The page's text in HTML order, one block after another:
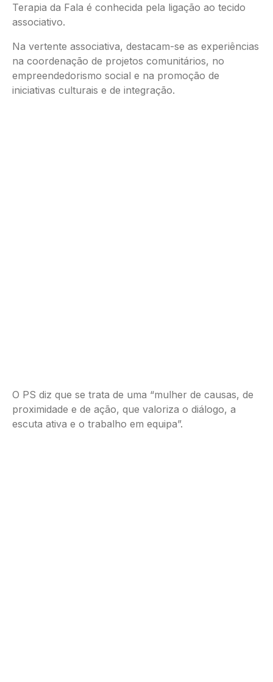
Terapia da Fala é conhecida pela ligação ao tecido
associativo.
Na vertente associativa, destacam-se as experiências
na coordenação de projetos comunitários, no
empreendedorismo social e na promoção de
iniciativas culturais e de integração.
O PS diz que se trata de uma “mulher de causas, de
proximidade e de ação, que valoriza o diálogo, a
escuta ativa e o trabalho em equipa”.